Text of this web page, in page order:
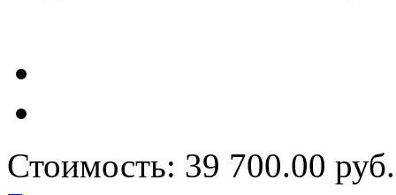
Стоимость: 39 700.00 руб.